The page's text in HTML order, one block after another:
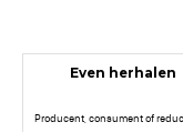
Even herhalen
Producent, consument of